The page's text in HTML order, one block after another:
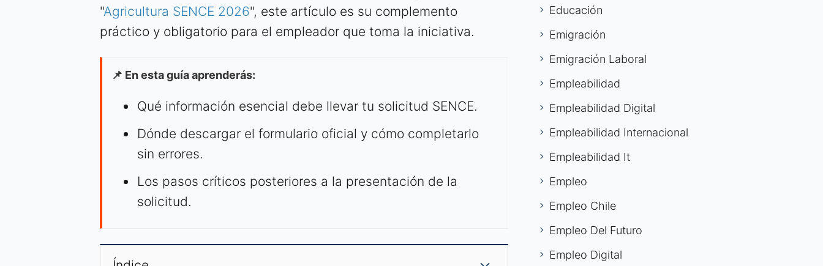
"Agricultura SENCE 2026", este artículo es su complemento
práctico y obligatorio para el empleador que toma la iniciativa.
📌 En esta guía aprenderás:
Qué información esencial debe llevar tu solicitud SENCE.
Dónde descargar el formulario oficial y cómo completarlo
sin errores.
Los pasos críticos posteriores a la presentación de la
solicitud.
Educación
Emigración
Emigración Laboral
Empleabilidad
Empleabilidad Digital
Empleabilidad Internacional
Empleabilidad It
Empleo
Empleo Chile
Empleo Del Futuro
Empleo Digital